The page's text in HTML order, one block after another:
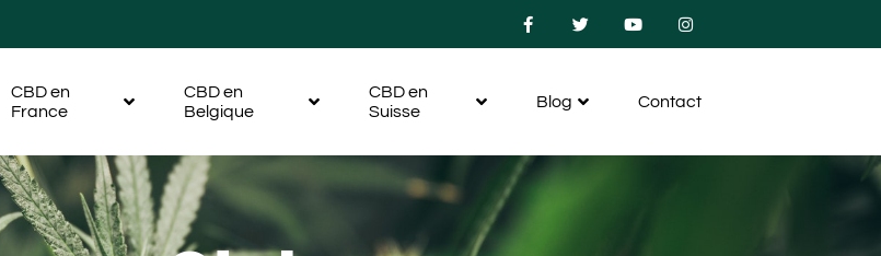
CBD en
France
CBD en
Belgique
CBD en
Suisse
Blog Contact